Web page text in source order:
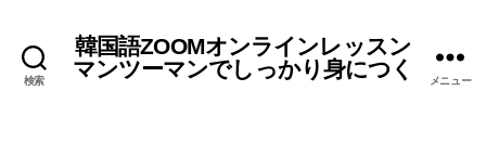
検索
韓国語ZOOMオンラインレッスン
マンツーマンでしっかり身につく
メニュー